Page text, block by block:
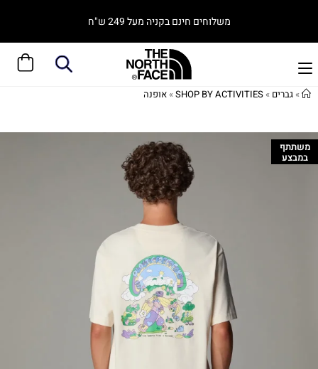
משלוחים חינם בקניה מעל 249 ש"ח
»גברים »
SHOP BY ACTIVITIES
»אופנה
משתתף
במבצע